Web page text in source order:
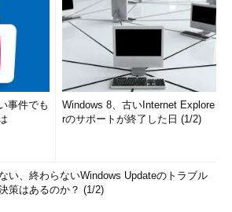
事件でも
Windows 8、古いInternet Explore
rのサポートが終了した日 (1/2)
い、終わらないWindows Updateのトラブル
策はあるのか？ (1/2)